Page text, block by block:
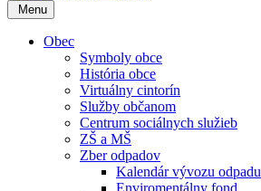
Menu
Obec
Symboly obce
História obce
Virtuálny cintorín
Služby občanom
Centrum sociálnych služieb
ZŠ a MŠ
Zber odpadov
Kalendár vývozu odpadu
Enviromentálny fond